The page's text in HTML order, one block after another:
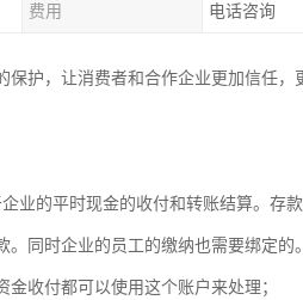
费用 电话咨询
护，让消费者和合作企业更加信任，
业的平时现金的收付和转账结算。存
同时企业的员工的缴纳也需要绑定的
金收付都可以使用这个账户来处理；